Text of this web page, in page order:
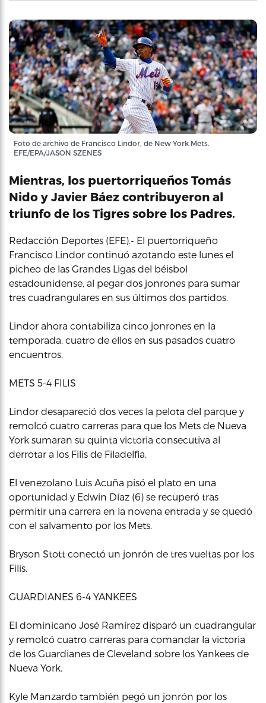
Foto de archivo de Francisco Lindor, de New York Mets.
EFE/EPA/JASON SZENES
Mientras, los puertorriqueños Tomás
Nido y Javier Báez contribuyeron al
triunfo de los Tigres sobre los Padres.
Redacción Deportes (EFE).- El puertorriqueño
Francisco Lindor continuó azotando este lunes el
picheo de las Grandes Ligas del béisbol
estadounidense, al pegar dos jonrones para sumar
tres cuadrangulares en sus últimos dos partidos.
Lindor ahora contabiliza cinco jonrones en la
temporada, cuatro de ellos en sus pasados cuatro
encuentros.
METS 5-4 FILIS
Lindor desapareció dos veces la pelota del parque y
remolcó cuatro carreras para que los Mets de Nueva
York sumaran su quinta victoria consecutiva al
derrotar a los Filis de Filadelfia.
El venezolano Luis Acuña pisó el plato en una
oportunidad y Edwin Díaz (6) se recuperó tras
permitir una carrera en la novena entrada y se quedó
con el salvamento por los Mets.
Bryson Stott conectó un jonrón de tres vueltas por los
Filis.
GUARDIANES 6-4 YANKEES
El dominicano José Ramírez disparó un cuadrangular
y remolcó cuatro carreras para comandar la victoria
de los Guardianes de Cleveland sobre los Yankees de
Nueva York.
Kyle Manzardo también pegó un jonrón por los